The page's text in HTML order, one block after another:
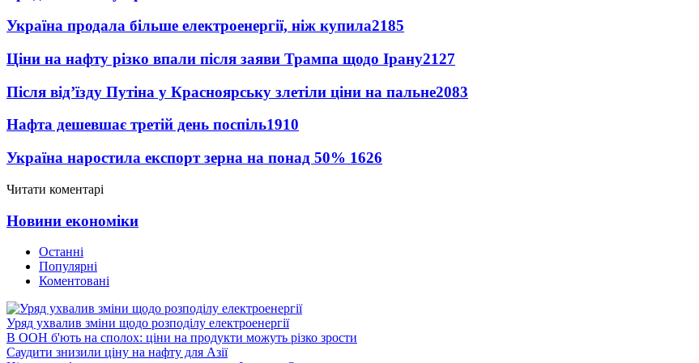
Україна продала більше електроенергії, ніж купила2185
Ціни на нафту різко впали після заяви Трампа щодо Ірану2127
Після від’їзду Путіна у Красноярську злетіли ціни на пальне2083
Нафта дешевшає третій день поспіль1910
Україна наростила експорт зерна на понад 50% 1626
Читати коментарі
Новини економіки
Останні
Популярні
Коментовані
Уряд ухвалив зміни щодо розподілу електроенергії
В ООН б'ють на сполох: ціни на продукти можуть різко зрости
Саудити знизили ціну на нафту для Азії